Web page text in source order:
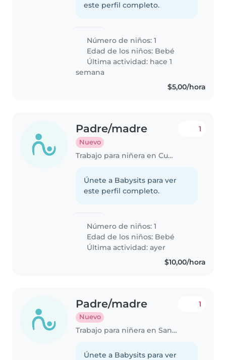
este perfil completo.
Número de niños: 1
Edad de los niños: Bebé
Última actividad: hace 1
semana
$5,00/hora
Padre/madre
Nuevo
Trabajo para niñera en Cumbayá
1
Únete a Babysits para ver
este perfil completo.
Número de niños: 1
Edad de los niños: Bebé
Última actividad: ayer
$10,00/hora
Padre/madre
Nuevo
Trabajo para niñera en Santo Domingo de los Colorados
1
Únete a Babysits para ver